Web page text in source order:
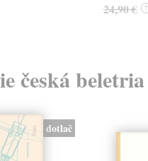
24,90 € ?
česká beletria
dotlač